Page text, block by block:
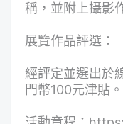
稱，並附上攝影
展覽作品評選：
經評定並選出於
門幣100元津貼。